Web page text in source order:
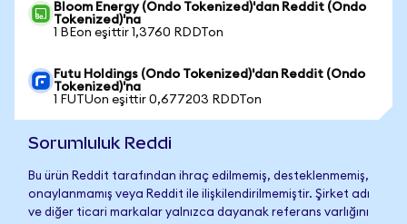
Bloom Energy (Ondo Tokenized)'dan Reddit (Ondo
Tokenized)'na
1 BEon eşittir 1,3760 RDDTon
Futu Holdings (Ondo Tokenized)'dan Reddit (Ondo
Tokenized)'na
1 FUTUon eşittir 0,677203 RDDTon
Sorumluluk Reddi
Bu ürün Reddit tarafından ihraç edilmemiş, desteklenmemiş,
onaylanmamış veya Reddit ile ilişkilendirilmemiştir. Şirket adı
ve diğer ticari markalar yalnızca dayanak referans varlığını